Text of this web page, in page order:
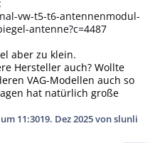
vw-t5-t6-antennenmodul-
antenne?c=4487
aber zu klein.
Hersteller auch? Wollte
VAG-Modellen auch so
hat natürlich große
11:3019. Dez 2025von slunli